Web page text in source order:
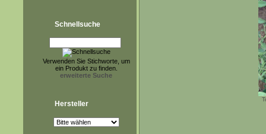
Schnellsuche
Verwenden Sie Stichworte, um
ein Produkt zu finden.
erweiterte Suche
Hersteller